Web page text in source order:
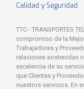
Calidad y Seguridad
TTC - TRANSPORTES
compromiso de la
Trabajadores y
relaciones sostenidas
excelencia de su
que Clientes y
nuestros servicios. En